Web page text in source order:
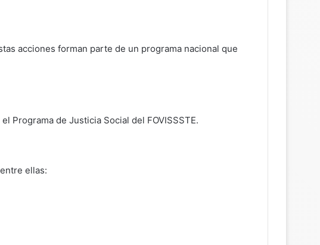
acciones forman parte de un programa nacional que
Programa de Justicia Social del FOVISSSTE.
ellas: